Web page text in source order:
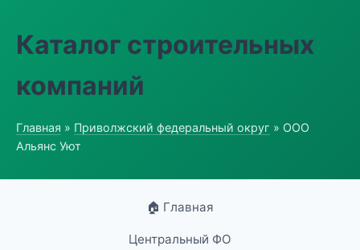
Каталог строительных
компаний
Главная » Приволжский федеральный округ » ООО
Альянс Уют
🏠 Главная
Центральный ФО